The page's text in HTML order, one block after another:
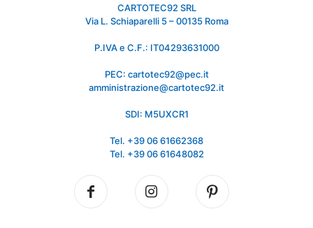
CARTOTEC92 SRL
Via L. Schiaparelli 5 – 00135 Roma
P.IVA e C.F.: IT04293631000
PEC: cartotec92@pec.it
amministrazione@cartotec92.it
SDI: M5UXCR1
Tel. +39 06 61662368
Tel. +39 06 61648082